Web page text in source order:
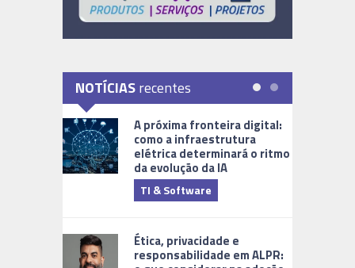
NOTÍCIASrecentes
A próxima fronteira digital:
como a infraestrutura
elétrica determinará o ritmo
da evolução da IA
TI & Software
Ética, privacidade e
responsabilidade em ALPR: